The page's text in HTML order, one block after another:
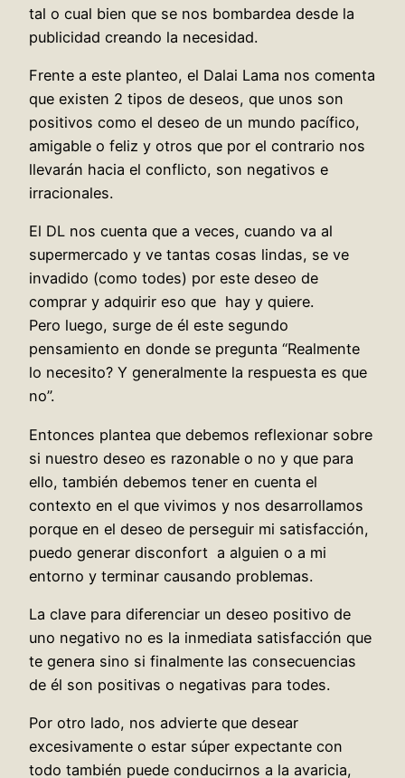
tal o cual bien que se nos bombardea desde la
publicidad creando la necesidad.
Frente a este planteo, el Dalai Lama nos comenta
que existen 2 tipos de deseos, que unos son
positivos como el deseo de un mundo pacífico,
amigable o feliz y otros que por el contrario nos
llevarán hacia el conflicto, son negativos e
irracionales.
El DL nos cuenta que a veces, cuando va al
supermercado y ve tantas cosas lindas, se ve
invadido (como todes) por este deseo de
comprar y adquirir eso que hay y quiere.
Pero luego, surge de él este segundo
pensamiento en donde se pregunta “Realmente
lo necesito? Y generalmente la respuesta es que
no”.
Entonces plantea que debemos reflexionar sobre
si nuestro deseo es razonable o no y que para
ello, también debemos tener en cuenta el
contexto en el que vivimos y nos desarrollamos
porque en el deseo de perseguir mi satisfacción,
puedo generar disconfort a alguien o a mi
entorno y terminar causando problemas.
La clave para diferenciar un deseo positivo de
uno negativo no es la inmediata satisfacción que
te genera sino si finalmente las consecuencias
de él son positivas o negativas para todes.
Por otro lado, nos advierte que desear
excesivamente o estar súper expectante con
todo también puede conducirnos a la avaricia,